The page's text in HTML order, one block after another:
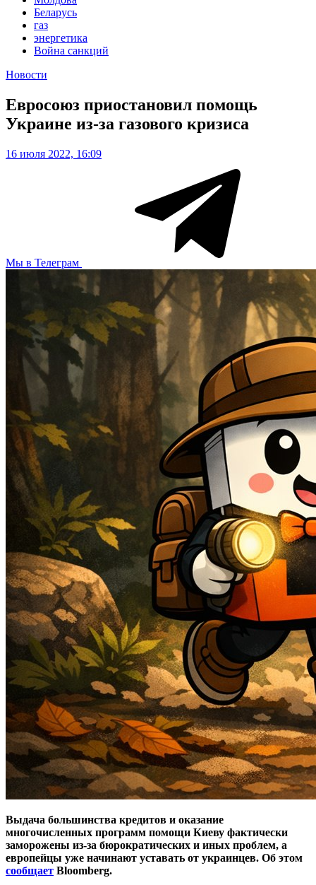
Беларусь
газ
энергетика
Война санкций
Новости
Евросоюз приостановил помощь
Украине из-за газового кризиса
16 июля 2022, 16:09
Мы в Телеграм
Выдача большинства кредитов и оказание
многочисленных программ помощи Киеву фактически
заморожены из-за бюрократических и иных проблем, а
европейцы уже начинают уставать от украинцев. Об этом
сообщает Bloomberg.